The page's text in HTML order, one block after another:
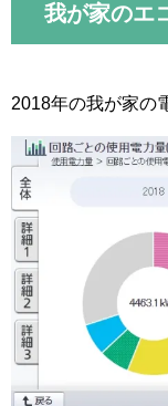
我が家のエ
2018年の我が家の